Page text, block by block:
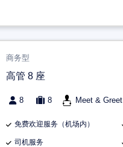
商务型
高管 8 座
8 8 Meet & Greet
免费欢迎服务（机场内）
司机服务